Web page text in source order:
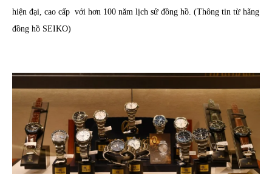
hiện đại, cao cấp với hơn 100 năm lịch sử đồng hồ. (Thông tin từ hãng
đồng hồ SEIKO)